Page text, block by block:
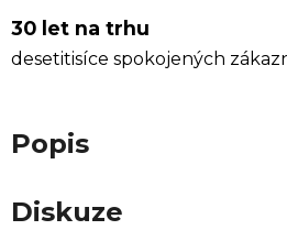
30 let na trhu
desetitisíce spokojených
Popis
Diskuze